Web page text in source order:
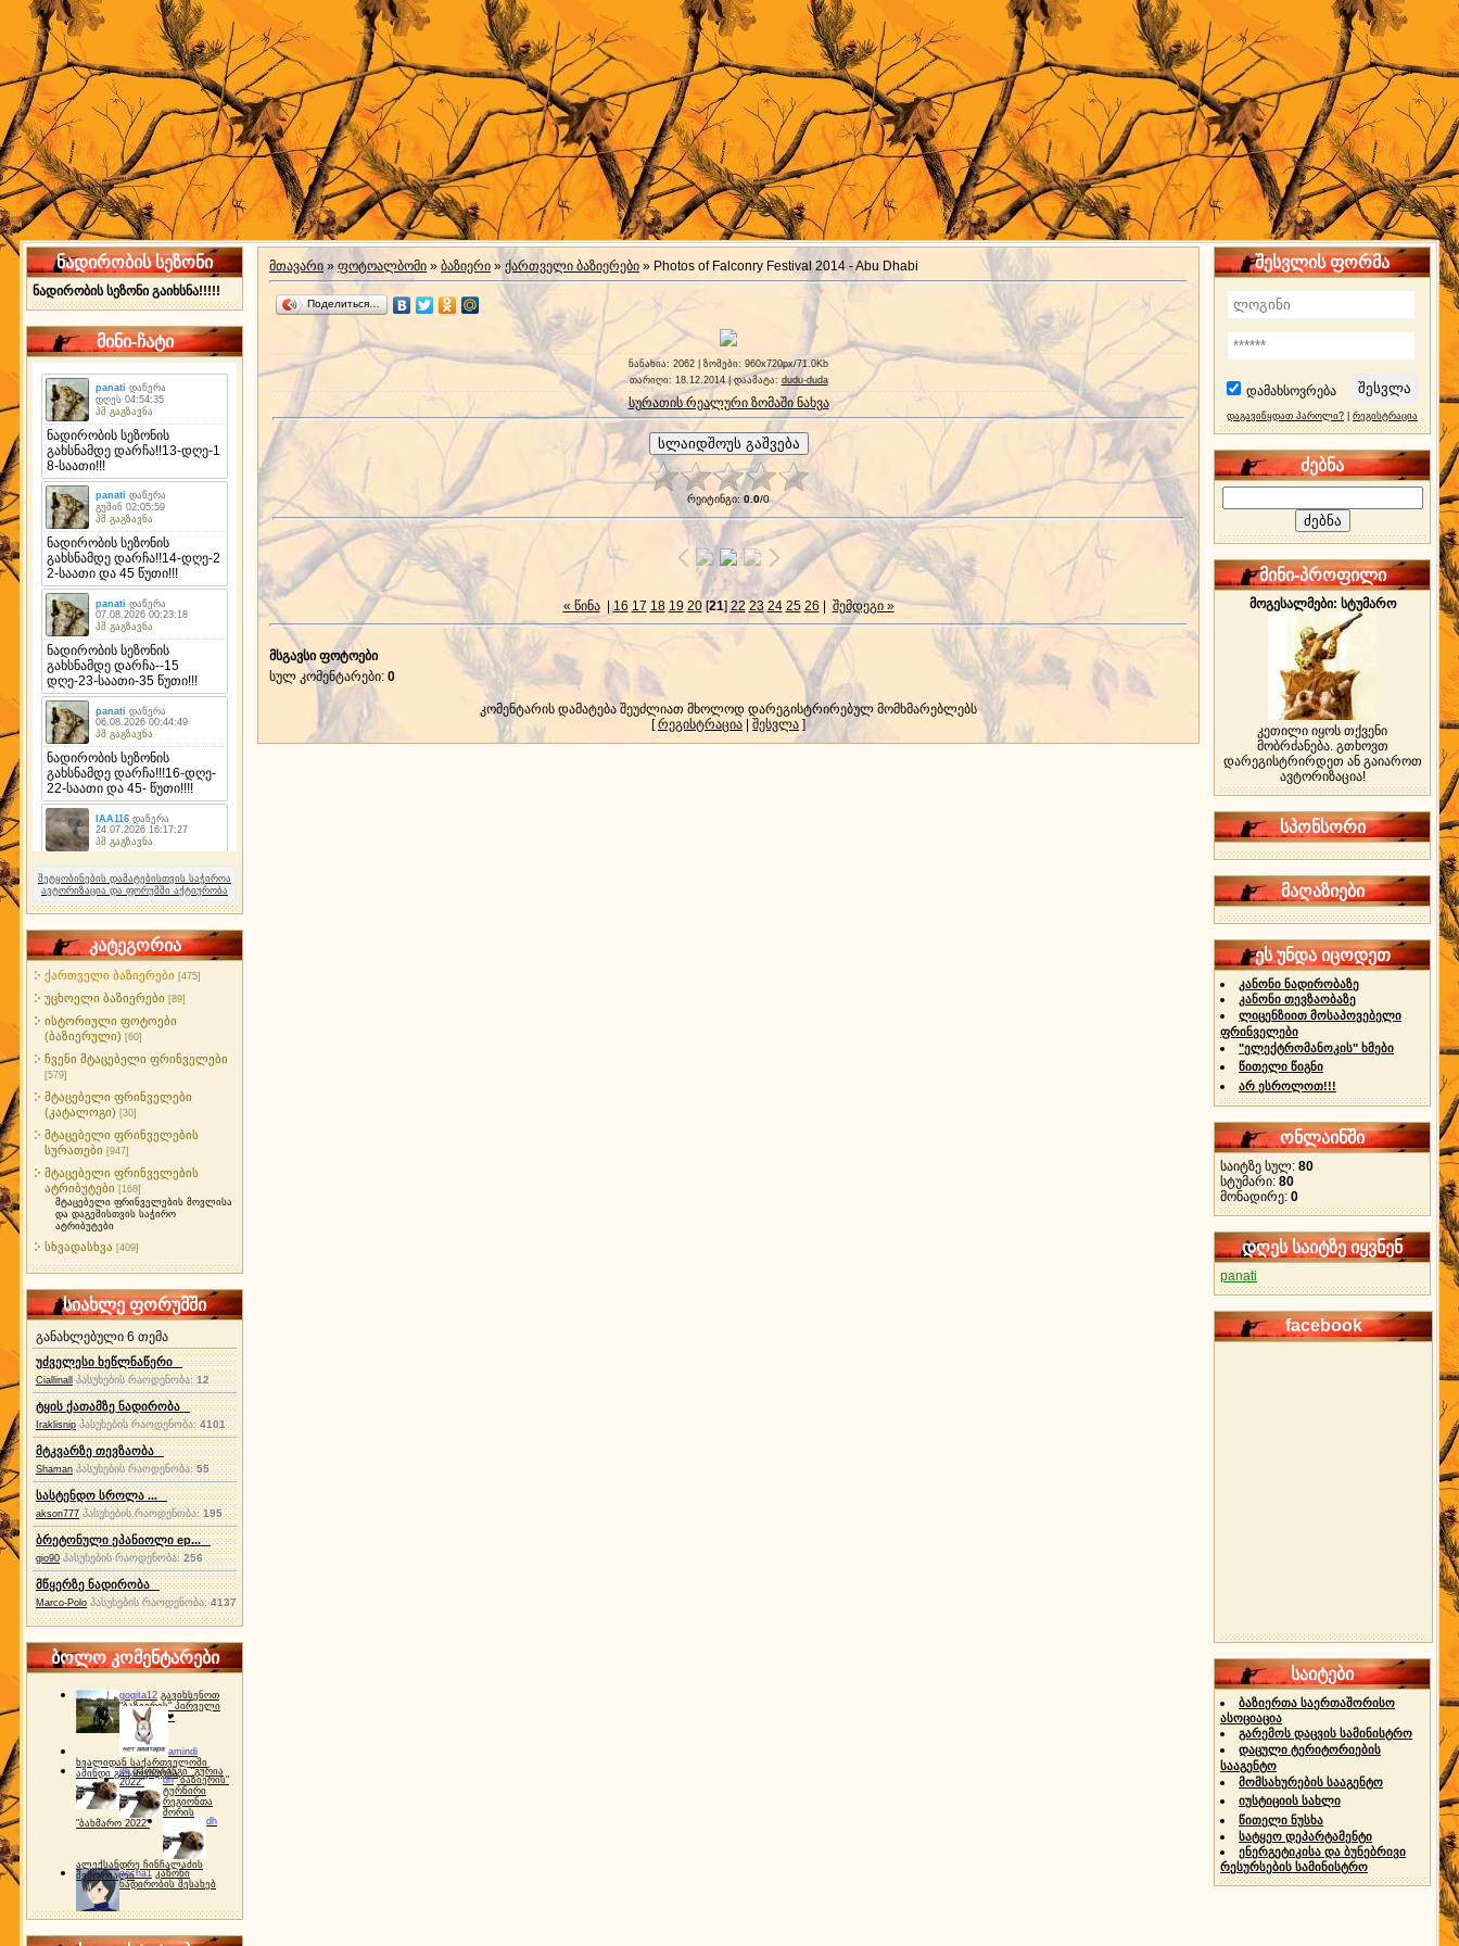
ნადირობის სეზონი
ნადირობის სეზონი გაიხსნა!!!!!
მინი-ჩატი
შეტყობინების დამატებისთვის საჭიროა
ავტორიზაცია და ფორუმში აქტიურობა
კატეგორია
ქართველი ბაზიერები [475]
უცხოელი ბაზიერები [89]
ისტორიული ფოტოები
(ბაზიერული) [60]
ჩვენი მტაცებელი ფრინველები
[579]
მტაცებელი ფრინველები
(კატალოგი) [30]
მტაცებელი ფრინველების
სურათები [947]
მტაცებელი ფრინველების
ატრიბუტები [168]
მტაცებელი ფრინველების მოვლისა
და დაგეშისთვის საჭირო
ატრიბუტები
სხვადასხვა [409]
სიახლე ფორუმში
განახლებული 6 თემა
უძველესი ხეწლნაწერი
Ciallinall პასუხების რაოდენობა:12
ტყის ქათამზე ნადირობა
Iraklisnip პასუხების რაოდენობა: 4101
მტკვარზე თევზაობა
Shaman პასუხების რაოდენობა:55
სასტენდო სროლა ...
akson777 პასუხების რაოდენობა:195
ბრეტონული ეპანიოლი ep...
gio90 პასუხების რაოდენობა:256
მწყერზე ნადირობა
Marco-Polo პასუხების რაოდენობა:4137
ბოლო კომენტარები
gogita12 გავიხსენოთ
"ბაზიერის" პირველი
ტურნირი ❤
amindi
ხვალიდან საქართველოში
ამინდი გაუარესდება
dh სპორტინგი "გურია
2022"
dh "ბაზიერის"
ტურნირი
რეგიონთა
შორის
"ბახმარო 2022"
dh
ალექსანდრე ჩინჩალაძის
მემორიალიgocha1 კანონი
ნადირობის შესახებ
მთავარი » ფოტოალბომი » ბაზიერი » ქართველი ბაზიერები » Photos of Falconry Festival 2014 - Abu Dhabi
Поделиться…
ნანახია: 2062 | ზომები: 960x720px/71.0Kb
თარიღი: 18.12.2014 |დაამატა: dudu-duda
სურათის რეალური ზომაში ნახვა
რეიტინგი: 0.0/0
« წინა|16 17 18 19 20[21] 22 23 24 25 26 შემდეგი »
მსგავსი ფოტოები
სულ კომენტარები: 0
კომენტარის დამატება შეუძლიათ მხოლოდ დარეგისტრირებულ მომხმარებლებს
[რეგისტრაცია შესვლა ]
შესვლის ფორმა
დამახსოვრება
დაგავიწყდათ პაროლი? რეგისტრაცია
ძებნა
მინი-პროფილი
მოგესალმები: სტუმარო
კეთილი იყოს თქვენი
მობრძანება. გთხოვთ
დარეგისტრირდეთ ან გაიაროთ
ავტორიზაცია!
სპონსორი
მაღაზიები
ეს უნდა იცოდეთ
კანონი ნადირობაზე
კანონი თევზაობაზე
ლიცენზიით მოსაპოვებელი
ფრინველები
"ელექტრომანოკის" ხმები
წითელი წიგნი
არ ესროლოთ!!!
ონლაინში
საიტზე სულ: 80
სტუმარი: 80
მონადირე: 0
დღეს საიტზე იყვნენ
panati
facebook
საიტები
ბაზიერთა საერთაშორისო
ასოციაცია
გარემოს დაცვის სამინისტრო
დაცული ტერიტორიების
სააგენტო
მომსახურების სააგენტო
იუსტიციის სახლი
წითელი ნუსხა
სატყეო დეპარტამენტი
ენერგეტიკისა და ბუნებრივი
რესურსების სამინისტრო